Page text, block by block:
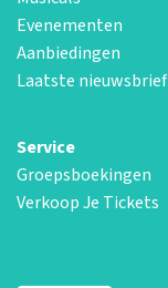
Evenementen
Aanbiedingen
Laatste nieuwsbrief
Service
Groepsboekingen
Verkoop Je Tickets